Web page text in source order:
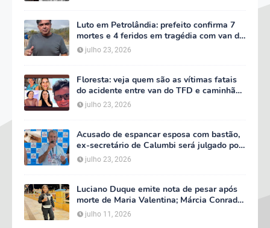
Luto em Petrolândia: prefeito confirma 7
mortes e 4 feridos em tragédia com van do
TFD e decreta três dias de luto oficial
julho 23, 2026
Floresta: veja quem são as vítimas fatais
do acidente entre van do TFD e caminhão
na PE-360
julho 23, 2026
Acusado de espancar esposa com bastão,
ex-secretário de Calumbi será julgado por
tentativa de feminicídio
julho 23, 2026
Luciano Duque emite nota de pesar após
morte de Maria Valentina; Márcia Conrado
decreta luto oficial de três dias em Serra
Talhada
julho 11, 2026